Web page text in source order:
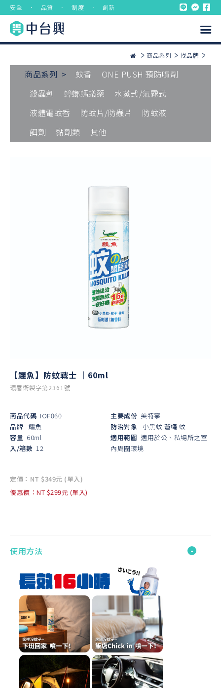
安全 ． 品質 ． 制度 ． 創新
商品系列 找品牌
商品系列 > 蚊香
ONE PUSH 預防噴劑
殺蟲劑
蟑螂螞蟻藥
水蒸式/氣霧式
液體電蚊香
防蚊片/防蟲片
防蚊液
餌劑
黏劑類 其他
【鱷魚】防蚊戰士 ｜60ml
環署衛製字第2361號
商品代碼 IOF060
品牌 鱷魚
容量 60ml
入/箱數 12
主要成份 美特寧
防治對象 小黑蚊 蒼蠅 蚊
適用範圍 適用於公、私場所之室
內周圍環境
定價：NT $349元 (單入)
優惠價：NT $299元 (單入)
使用方法